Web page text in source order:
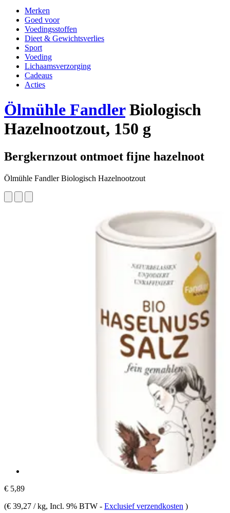
Merken
Goed voor
Voedingsstoffen
Dieet & Gewichtsverlies
Sport
Voeding
Lichaamsverzorging
Cadeaus
Acties
Ölmühle FandlerBiologisch
Hazelnootzout, 150 g
Bergkernzout ontmoet fijne hazelnoot
Ölmühle Fandler Biologisch Hazelnootzout
€ 5,89
(€ 39,27 / kg, Incl. 9% BTW - Exclusief verzendkosten )